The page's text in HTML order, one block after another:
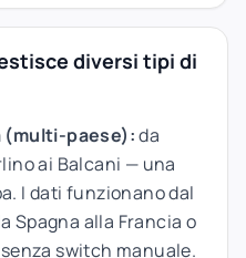
diversi tipi di
(multi-paese):da
ai Balcani — una
I dati funzionano dal
Spagna alla Francia o
switch manuale.